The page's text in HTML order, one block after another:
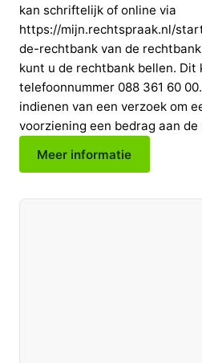
kan schriftelijk of online via
https://mijn.rechtspraak.nl/
de-rechtbank van de
kunt u de rechtbank bellen. Dit
telefoonnummer 088 361 60
indienen van een verzoek om
voorziening een bedrag aan
Meer informatie